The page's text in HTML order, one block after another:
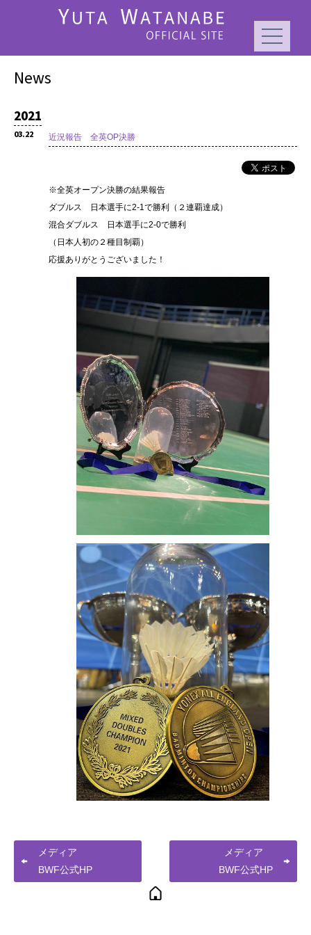
News
2021
03.22 近況報告 全英OP決勝
※全英オープン決勝の結果報告
ダブルス 日本選手に2-1で勝利（２連覇達成）
混合ダブルス 日本選手に2-0で勝利
（日本人初の２種目制覇）
応援ありがとうございました！
メディア
BWF公式HP
メディア
BWF公式HP